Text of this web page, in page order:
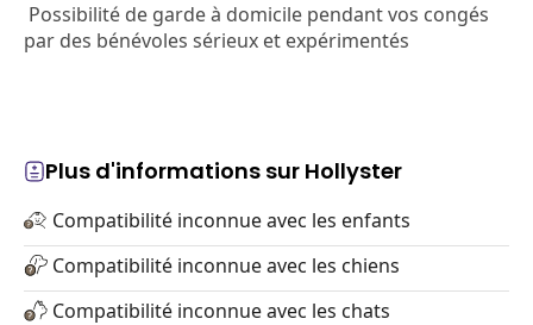
Possibilité de garde à domicile pendant vos congés
par des bénévoles sérieux et expérimentés
Plus d'informations sur Hollyster
Compatibilité inconnue avec les enfants
Compatibilité inconnue avec les chiens
Compatibilité inconnue avec les chats